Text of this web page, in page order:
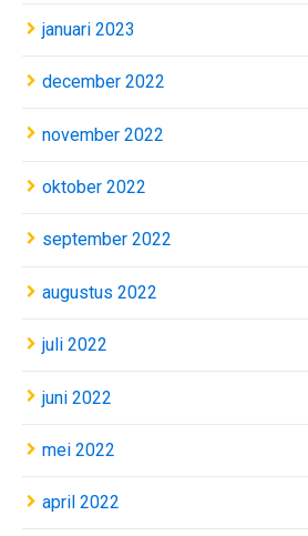
januari 2023
december 2022
november 2022
oktober 2022
september 2022
augustus 2022
juli 2022
juni 2022
mei 2022
april 2022